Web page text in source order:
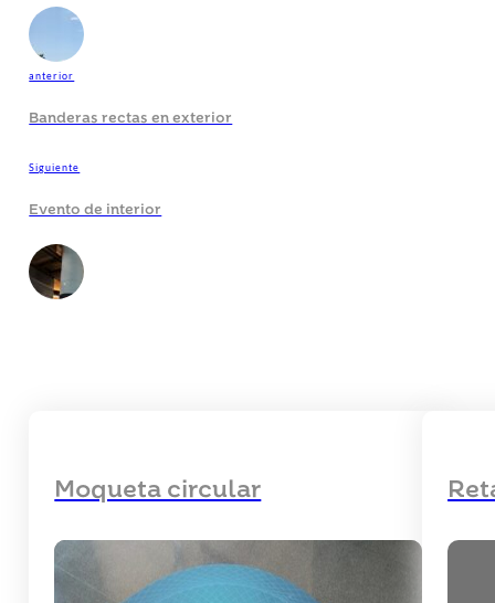
anterior
Banderas rectas en exterior
Siguiente
Evento de interior
Moqueta circular